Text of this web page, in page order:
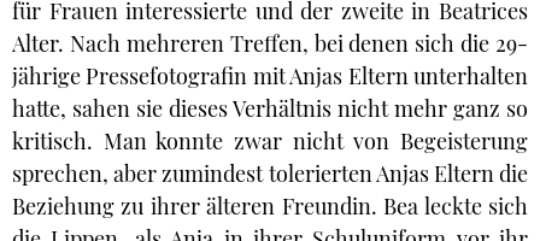
für Frauen interessierte und der zweite in Beatrices
Alter. Nach mehreren Treffen, bei denen sich die 29-
jährige Pressefotografin mit Anjas Eltern unterhalten
hatte, sahen sie dieses Verhältnis nicht mehr ganz so
kritisch. Man konnte zwar nicht von Begeisterung
sprechen, aber zumindest tolerierten Anjas Eltern die
Beziehung zu ihrer älteren Freundin. Bea leckte sich